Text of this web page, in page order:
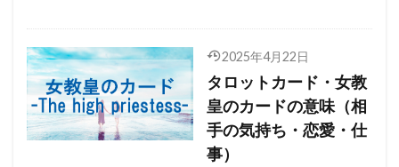
2025年4月22日
タロットカード・女教
皇のカードの意味（相
手の気持ち・恋愛・仕
事）